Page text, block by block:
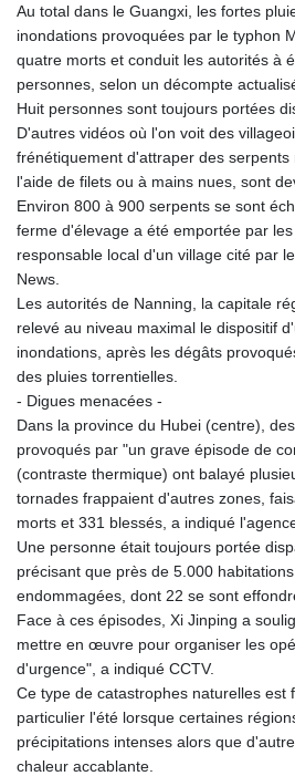
INR
IQD
IRR
ISK
JEP
JMD
JOD
JPY
KES
KGS
KMF
KRW
KWD
LAK
LBP
LKR
LRD
LSL
LTL
LVL
LYD
MAD
MGA
MKD
MMK
Au total dans le Guangxi, les fortes
inondations provoquées par le typhon
quatre morts et conduit les autorités à
personnes, selon un décompte
Huit personnes sont toujours portées
D'autres vidéos où l'on voit des
frénétiquement d'attraper des serpents
l'aide de filets ou à mains nues, sont
Environ 800 à 900 serpents se sont
ferme d'élevage a été emportée par
responsable local d'un village cité par
News.
Les autorités de Nanning, la capitale
relevé au niveau maximal le dispositif
inondations, après les dégâts
des pluies torrentielles.
- Digues menacées -
Dans la province du Hubei (centre),
provoqués par "un grave épisode de
(contraste thermique) ont balayé
tornades frappaient d'autres zones,
morts et 331 blessés, a indiqué
Une personne était toujours portée
précisant que près de 5.000
endommagées, dont 22 se sont
Face à ces épisodes, Xi Jinping a
mettre en œuvre pour organiser les
d'urgence", a indiqué CCTV.
Ce type de catastrophes naturelles est
particulier l'été lorsque certaines
précipitations intenses alors que
chaleur accablante.